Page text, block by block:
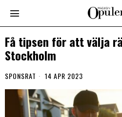
Få tipsen för att välja
Stockholm
SPONSRAT 14 APR 2023